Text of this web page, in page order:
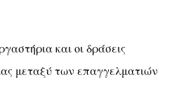
και οι δράσεις
μεταξύ των επαγγελματιών